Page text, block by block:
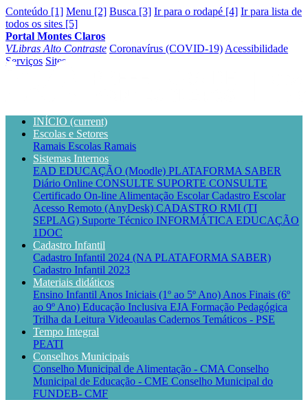
Conteúdo [1] Menu [2] Busca [3] Ir para o rodapé [4] Ir para lista de
todos os sites [5]
Portal Montes Claros
VLibras Alto Contraste Coronavírus (COVID-19) Acessibilidade
Serviços Sites
INÍCIO (current)
Escolas e Setores
Ramais Escolas Ramais
Sistemas Internos
EAD EDUCAÇÃO (Moodle) PLATAFORMA SABER
Diário Online CONSULTE SUPORTE CONSULTE
Certificado On-line Alimentação EscolarCadastro Escolar
Acesso Remoto (AnyDesk) CADASTRO RMI (TI
SEPLAG) Suporte Técnico INFORMÁTICA EDUCAÇÃO
1DOC
Cadastro Infantil
Cadastro Infantil 2024 (NA PLATAFORMA SABER)
Cadastro Infantil 2023
Materiais didáticos
Ensino Infantil Anos Iniciais (1º ao 5º Ano) Anos Finais (6º
ao 9º Ano) Educação Inclusiva EJA Formação Pedagógica
Trilha da Leitura Videoaulas Cadernos Temáticos - PSE
Tempo Integral
PEATI
Conselhos Municipais
Conselho Municipal de Alimentação - CMA Conselho
Municipal de Educação - CME Conselho Municipal do
FUNDEB- CMF